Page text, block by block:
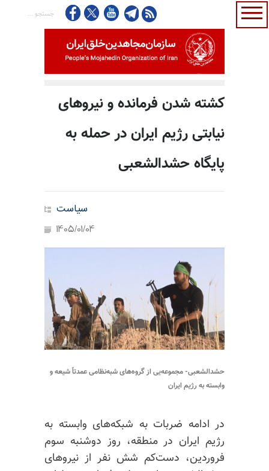
کشته شدن فرمانده و نیروهای
نیابتی رژیم ایران در حمله به
پایگاه حشدالشعبی
سیاست
1405/01/04
حشدالشعبی- مجموعه‌یی از گروه‌های شبه‌نظامی عمدتاً شیعه و
وابسته به رژیم ایران
در ادامه ضربات به شبکه‌های وابسته به
رژیم ایران در منطقه، روز دوشنبه سوم
فروردین، دست‌کم شش نفر از نیروهای